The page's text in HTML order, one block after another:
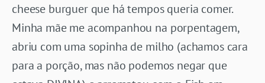
cheese burguer que há tempos queria comer.
Minha mãe me acompanhou na porpentagem,
abriu com uma sopinha de milho (achamos cara
para a porção, mas não podemos negar que